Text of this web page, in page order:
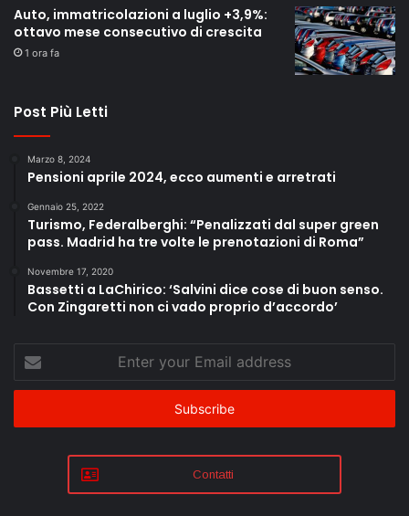
Auto, immatricolazioni a luglio +3,9%:
ottavo mese consecutivo di crescita
1 ora fa
Post Più Letti
Marzo 8, 2024
Pensioni aprile 2024, ecco aumenti e arretrati
Gennaio 25, 2022
Turismo, Federalberghi: “Penalizzati dal super green
pass. Madrid ha tre volte le prenotazioni di Roma”
Novembre 17, 2020
Bassetti a LaChirico: ‘Salvini dice cose di buon senso.
Con Zingaretti non ci vado proprio d’accordo’
Enter
your
Email
Contatti